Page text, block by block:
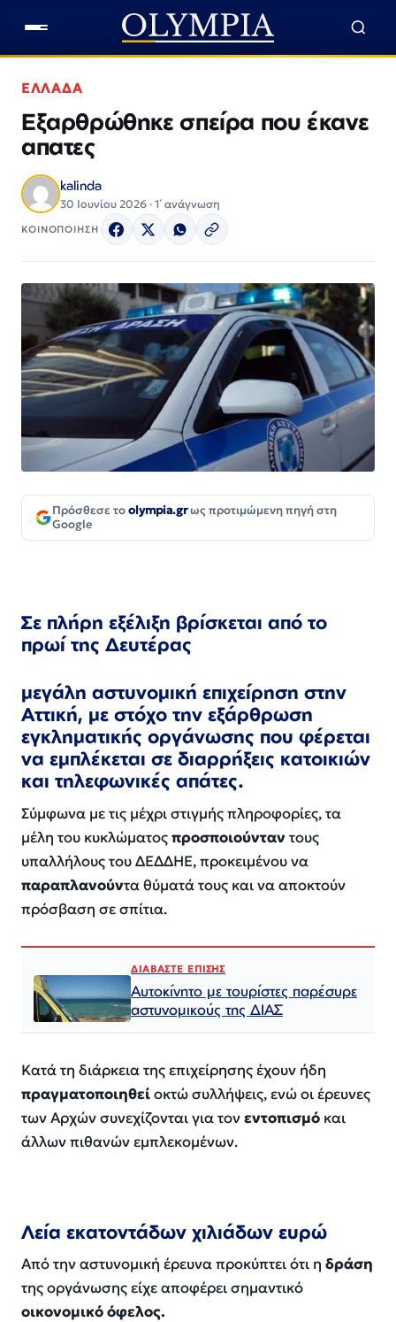
ΕΛΛΑΔΑ
Εξαρθρώθηκε σπείρα που έκανε
απατες
kalinda
30 Ιουνίου 2026 · 1΄ ανάγνωση
ΚΟΙΝΟΠΟΙΗΣΗ
Πρόσθεσε τοolympia.grως προτιμώμενη πηγή στη
Google
Σε πλήρη εξέλιξη βρίσκεται από το
πρωί της Δευτέρας
μεγάλη αστυνομική επιχείρηση στην
Αττική, με στόχο την εξάρθρωση
εγκληματικής οργάνωσης που φέρεται
να εμπλέκεται σε διαρρήξεις κατοικιών
και τηλεφωνικές απάτες.
Σύμφωνα με τις μέχρι στιγμής πληροφορίες, τα
μέλη του κυκλώματοςπροσποιούνταντους
υπαλλήλους του ΔΕΔΔΗΕ, προκειμένου να
παραπλανούντα θύματά τους και να αποκτούν
πρόσβαση σε σπίτια.
ΔΙΑΒΑΣΤΕ ΕΠΙΣΗΣ
Αυτοκίνητο με τουρίστες παρέσυρε
αστυνομικούς της ΔΙΑΣ
Κατά τη διάρκεια της επιχείρησης έχουν ήδη
πραγματοποιηθείοκτώ συλλήψεις, ενώ οι έρευνες
των Αρχών συνεχίζονται για τονεντοπισμό και
άλλων πιθανών εμπλεκομένων.
Λεία εκατοντάδων χιλιάδων ευρώ
Από την αστυνομική έρευνα προκύπτει ότι η δράση
της οργάνωσης είχε αποφέρει σημαντικό
οικονομικό όφελος.